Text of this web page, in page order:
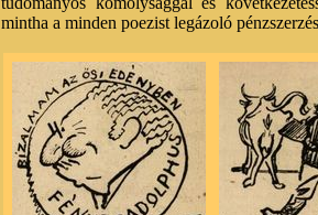
mintha a minden poezist legázoló